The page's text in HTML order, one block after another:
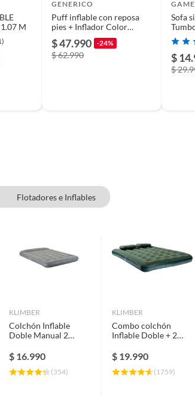
M
GENERICO
Puff inflable con reposa
pies + Inflador Color
$ 47.990 -24%
$ 62.990
Sofa
Cms
$
$
Flotadores e Inflables
KLIMBER
Colchón Inflable
Doble Manual 2
Cm
$ 16.990
(354)
KLIMBER
Combo colchón
Inflable Doble + 2
$ 19.990
( 1759)